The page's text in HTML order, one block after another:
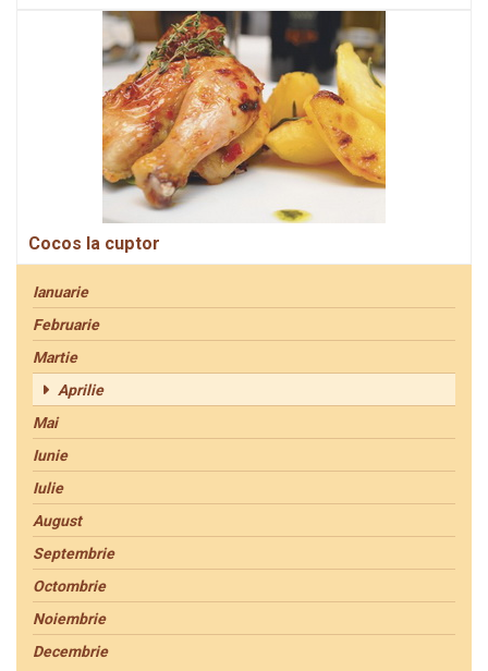
Cocos la cuptor
Ianuarie
Februarie
Martie
Aprilie
Mai
Iunie
Iulie
August
Septembrie
Octombrie
Noiembrie
Decembrie